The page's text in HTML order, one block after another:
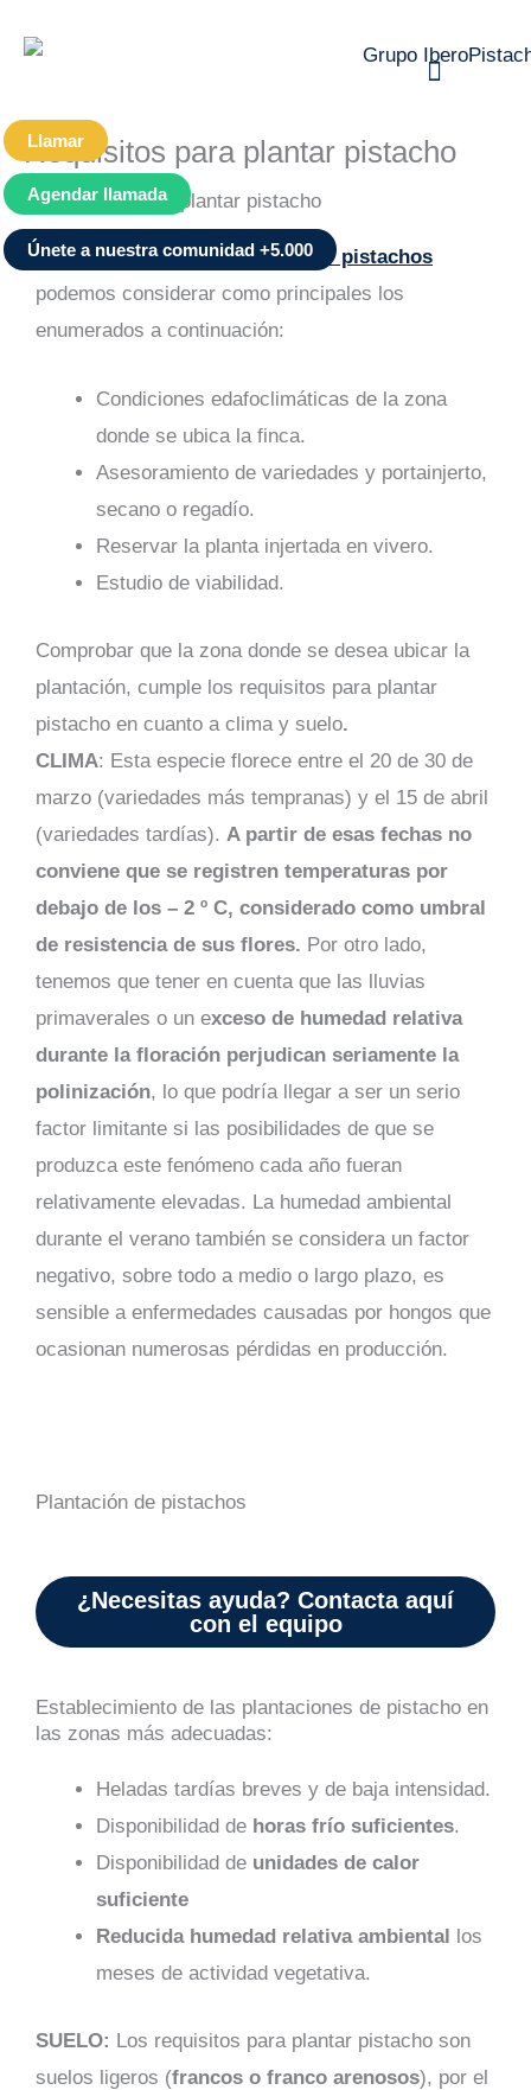
Llamar
Agendar llamada
Únete a nuestra comunidad +5.000
Requisitos para plantar pistacho
Requisitos para plantar pistacho
Entre losrequisitos para plantar pistachos
podemos considerar como principales los
enumerados a continuación:
Condiciones edafoclimáticas de la zona
donde se ubica la finca.
Asesoramiento de variedades y portainjerto,
secano o regadío.
Reservar la planta injertada en vivero.
Estudio de viabilidad.
Comprobar que la zona donde se desea ubicar la
plantación, cumple los requisitos para plantar
pistacho en cuanto a clima y suelo.
CLIMA: Esta especie florece entre el 20 de 30 de
marzo (variedades más tempranas) y el 15 de abril
(variedades tardías). A partir de esas fechas no
conviene que se registren temperaturas por
debajo de los – 2 º C, considerado como umbral
de resistencia de sus flores. Por otro lado,
tenemos que tener en cuenta que las lluvias
primaverales o un exceso de humedad relativa
durante la floración perjudican seriamente la
polinización, lo que podría llegar a ser un serio
factor limitante si las posibilidades de que se
produzca este fenómeno cada año fueran
relativamente elevadas. La humedad ambiental
durante el verano también se considera un factor
negativo, sobre todo a medio o largo plazo, es
sensible a enfermedades causadas por hongos que
ocasionan numerosas pérdidas en producción.
Plantación de pistachos
¿Necesitas ayuda? Contacta aquí
con el equipo
Establecimiento de las plantaciones de pistacho en
las zonas más adecuadas:
Heladas tardías breves y de baja intensidad.
Disponibilidad de horas frío suficientes.
Disponibilidad de unidades de calor
suficiente
Reducida humedad relativa ambiental
los
meses de actividad vegetativa.
SUELO: Los requisitos para plantar pistacho son
suelos ligeros (francos o franco arenosos), por el